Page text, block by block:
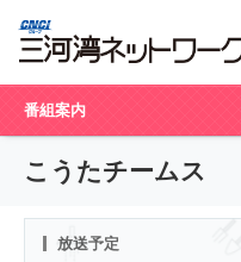
番組案内
こうたチームス
放送予定